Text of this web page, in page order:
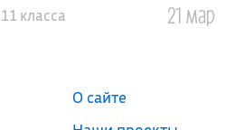
класса 21 мар
О сайте